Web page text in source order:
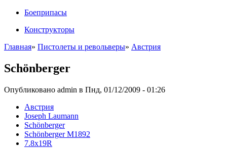
Боеприпасы
Конструкторы
Главная» Пистолеты и револьверы» Австрия
Schönberger
Опубликовано admin в Пнд, 01/12/2009 - 01:26
Австрия
Joseph Laumann
Schönberger
Schönberger M1892
7.8x19R